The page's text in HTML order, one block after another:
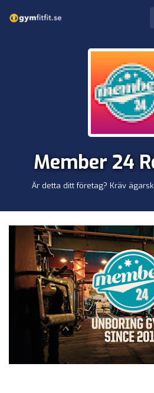
Member 24
Är detta ditt företag? Kräv